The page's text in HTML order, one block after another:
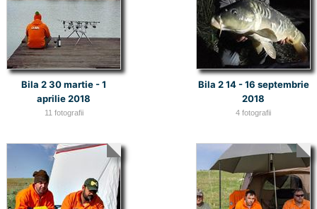
Bila 2 30 martie - 1
aprilie 2018
11 fotografii
Bila 2 14 - 16 septembrie
2018
4 fotografii